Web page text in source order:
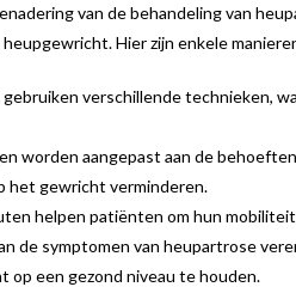
van de behandeling van
Hier zijn enkele
verschillende technieken,
worden aangepast aan de
het gewricht verminderen.
helpen patiënten om hun
de symptomen van heupartrose
op een gezond niveau te houden.